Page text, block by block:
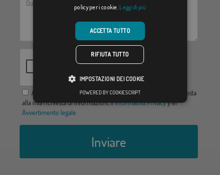
Acconsento a fornire i miei dati al fine di ricevere una risposta
alla mia richiesta di informazioni, ilInformativa Privacyy el
Avvertimento legale
Inviare
policy per i cookie. Leggi di più
ACCETTA TUTTO
RIFIUTA TUTTO
IMPOSTAZIONI DEI COOKIE
POWERED BY COOKIESCRIPT